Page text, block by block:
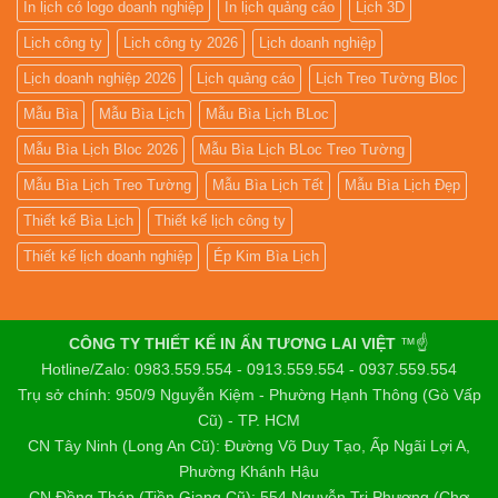
In lịch có logo doanh nghiệp In lịch quảng cáo Lịch 3D
Lịch công ty Lịch công ty 2026 Lịch doanh nghiệp
Lịch doanh nghiệp 2026 Lịch quảng cáo Lịch Treo Tường Bloc
Mẫu Bìa Mẫu Bìa Lịch Mẫu Bìa Lịch BLoc
Mẫu Bìa Lịch Bloc 2026 Mẫu Bìa Lịch BLoc Treo Tường
Mẫu Bìa Lịch Treo Tường Mẫu Bìa Lịch Tết Mẫu Bìa Lịch Đẹp
Thiết kế Bìa Lịch Thiết kế lịch công ty
Thiết kế lịch doanh nghiệp Ép Kim Bìa Lịch
CÔNG TY THIẾT KẾ IN ẤN TƯƠNG LAI VIỆT ™☝️
Hotline/Zalo: 0983.559.554 - 0913.559.554 - 0937.559.554
Trụ sở chính: 950/9 Nguyễn Kiệm - Phường Hạnh Thông (Gò Vấp
Cũ) - TP. HCM
CN Tây Ninh (Long An Cũ): Đường Võ Duy Tạo, Ấp Ngãi Lợi A,
Phường Khánh Hậu